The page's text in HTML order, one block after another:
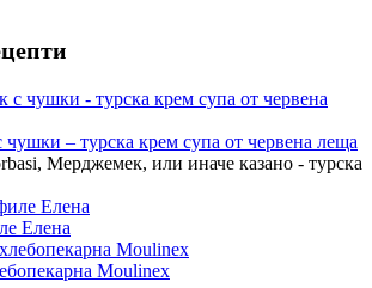
– турска крем супа от червена леща
Мерджемек, или иначе казано - турска
Елена
Moulinex